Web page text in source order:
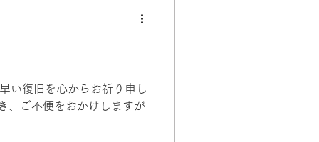
い復旧を心からお祈り申し
、ご不便をおかけしますが